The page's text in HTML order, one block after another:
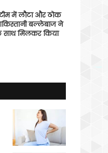
में लौटा और ठोक
बल्लेबाज ने
मिलकर किया